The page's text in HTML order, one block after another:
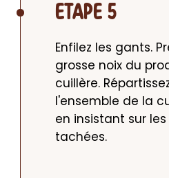
ETAPE 5
Enfilez les gants.
grosse noix du
cuillère.
l'ensemble de la
en insistant sur les
tachées.